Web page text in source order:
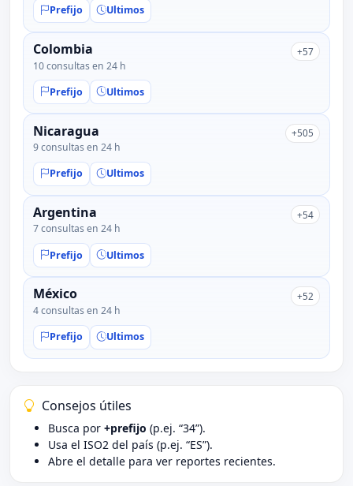
Prefijo Ultimos
Colombia
10 consultas en 24 h
+57
Prefijo Ultimos
Nicaragua
9 consultas en 24 h
+505
Prefijo Ultimos
Argentina
7 consultas en 24 h
+54
Prefijo Ultimos
México
4 consultas en 24 h
+52
Prefijo Ultimos
Consejos útiles
Busca por +prefijo (p.ej. “34”).
Usa el ISO2 del país (p.ej. “ES”).
Abre el detalle para ver reportes recientes.